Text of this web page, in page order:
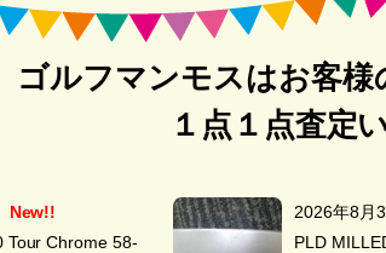
ゴルフマンモスはお客
１点１点査定
New!!
Tour Chrome 58-
2026年8月
PLD